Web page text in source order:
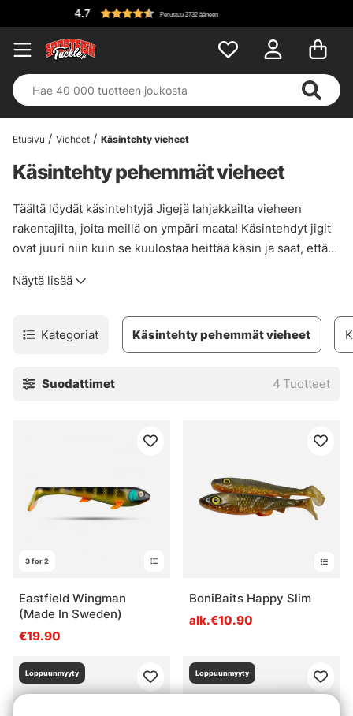
4.7 Perustuu 2732 ääneen
Etusivu Vieheet Käsintehty vieheet
Käsintehty pehemmät vieheet
Täältä löydät käsintehtyjä Jigejä lahjakkailta vieheen
rakentajilta, joita meillä on ympäri maata! Käsintehdyt jigit
ovat juuri niin kuin se kuulostaa heittää käsin ja saat, että
Näytä lisää
Kategoriat Käsintehty pehemmät vieheet
Suodattimet 4 Tuotteet
3 for 2
Eastfield Wingman
(Made In Sweden)
€19.90
BoniBaits Happy Slim
alk.€10.90
Loppuunmyyty Loppuunmyyty